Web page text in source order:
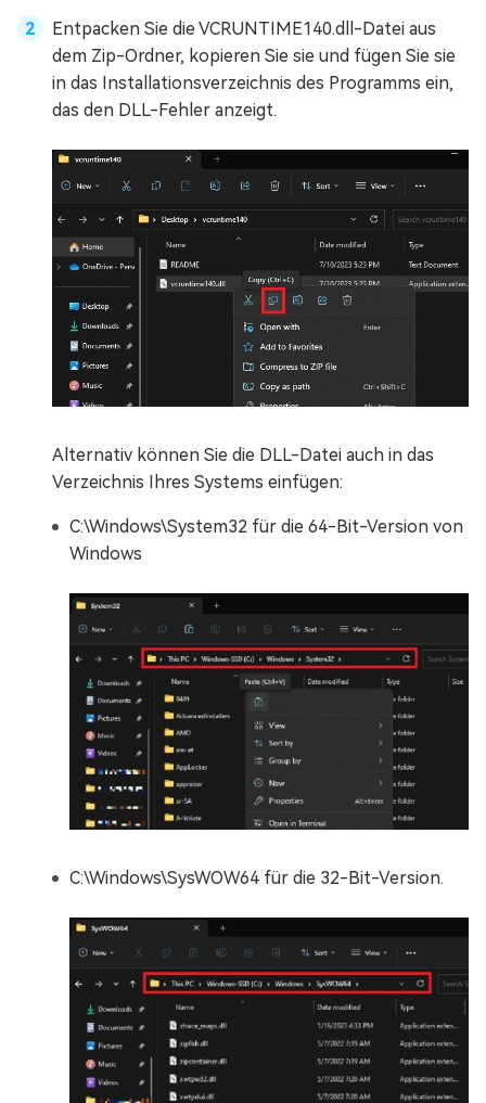
Entpacken Sie die VCRUNTIME140.dll-Datei aus
dem Zip-Ordner, kopieren Sie sie und fügen Sie sie
in das Installationsverzeichnis des Programms ein,
das den DLL-Fehler anzeigt.
Alternativ können Sie die DLL-Datei auch in das
Verzeichnis Ihres Systems einfügen:
C:\Windows\System32 für die 64-Bit-Version von
Windows
C:\Windows\SysWOW64 für die 32-Bit-Version.